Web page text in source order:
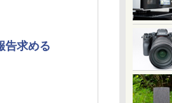
告求める